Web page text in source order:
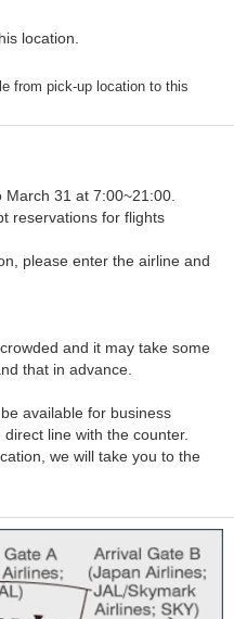
location.
from pick-up location to this
31 at 7:00~21:00.
reservations for flights
please enter the airline and
and it may take some
that in advance.
available for business
line with the counter.
we will take you to the